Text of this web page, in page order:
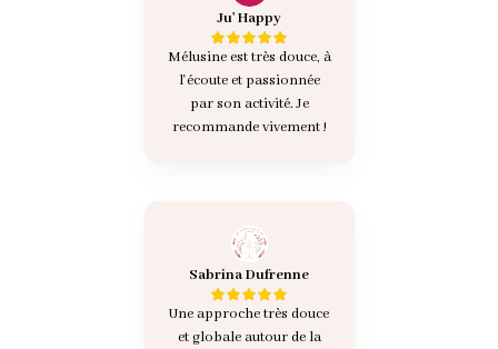
Ju' Happy
Mélusine est très douce, à
l'écoute et passionnée
par son activité. Je
recommande vivement !
Sabrina Dufrenne
Une approche très douce
et globale autour de la